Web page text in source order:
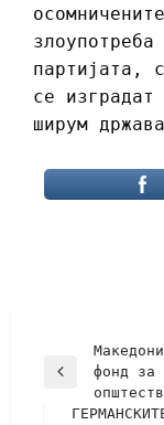
партијата,
се
ширум
фонд за